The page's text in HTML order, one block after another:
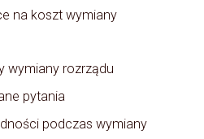
na koszt wymiany
wymiany rozrządu
pytania
podczas wymiany